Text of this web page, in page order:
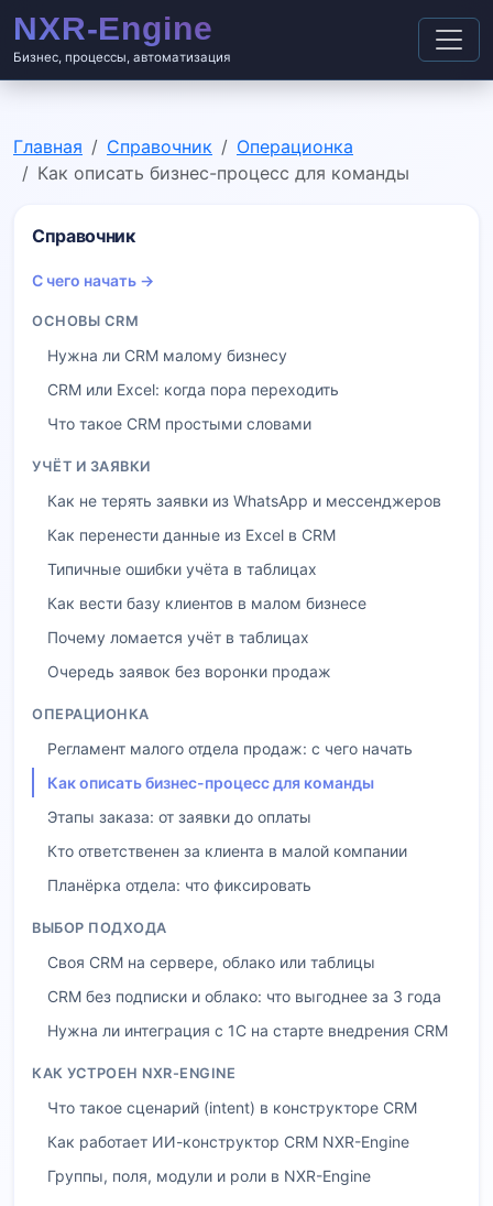
Бизнес, процессы, автоматизация
Главная Справочник
Операционка
Как описать бизнес-процесс для команды
Справочник
С чего начать →
ОСНОВЫ CRM
Нужна ли CRM малому бизнесу
CRM или Excel: когда пора переходить
Что такое CRM простыми словами
УЧЁТ И ЗАЯВКИ
Как не терять заявки из WhatsApp и мессенджеров
Как перенести данные из Excel в CRM
Типичные ошибки учёта в таблицах
Как вести базу клиентов в малом бизнесе
Почему ломается учёт в таблицах
Очередь заявок без воронки продаж
ОПЕРАЦИОНКА
Регламент малого отдела продаж: с чего начать
Как описать бизнес-процесс для команды
Этапы заказа: от заявки до оплаты
Кто ответственен за клиента в малой компании
Планёрка отдела: что фиксировать
ВЫБОР ПОДХОДА
Своя CRM на сервере, облако или таблицы
CRM без подписки и облако: что выгоднее за 3 года
Нужна ли интеграция с 1С на старте внедрения CRM
КАК УСТРОЕН NXR-ENGINE
Что такое сценарий (intent) в конструкторе CRM
Как работает ИИ-конструктор CRM NXR-Engine
Группы, поля, модули и роли в NXR-Engine